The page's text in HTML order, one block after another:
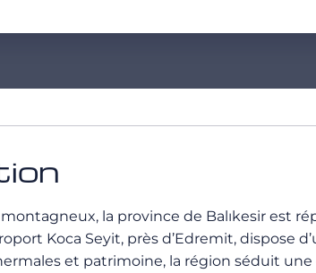
la province de Balıkesir est
Koca Seyit, près d’Edremit, dispose
et patrimoine, la région séduit